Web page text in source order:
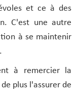
et ce à des
C'est une autre
à se maintenir
à remercier la
plus l'assurer de